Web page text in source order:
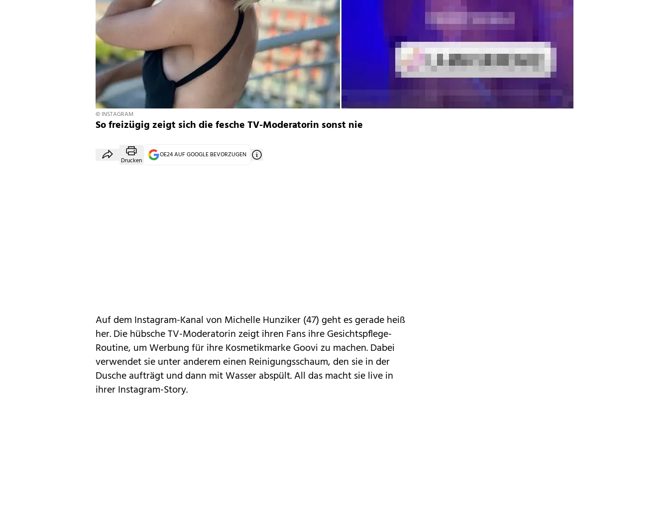
© INSTAGRAM
So freizügig zeigt sich die fesche TV-Moderatorin sonst nie
Drucken
OE24 AUF GOOGLE BEVORZUGEN
Auf dem Instagram-Kanal von Michelle Hunziker (47) geht es gerade heiß
her. Die hübsche TV-Moderatorin zeigt ihren Fans ihre Gesichtspflege-
Routine, um Werbung für ihre Kosmetikmarke Goovi zu machen. Dabei
verwendet sie unter anderem einen Reinigungsschaum, den sie in der
Dusche aufträgt und dann mit Wasser abspült. All das macht sie live in
ihrer Instagram-Story.